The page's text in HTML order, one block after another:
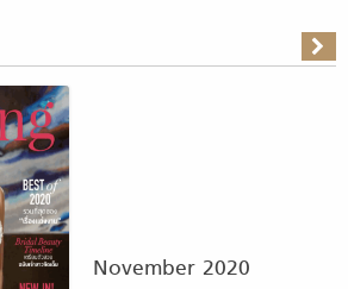
November 2020